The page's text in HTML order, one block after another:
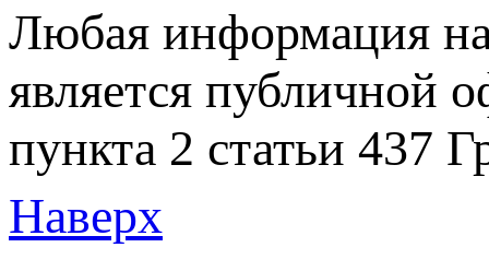
Любая информация на
является публичной
пункта 2 статьи 437
Наверх